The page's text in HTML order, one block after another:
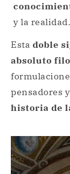
y la realidad.
Esta doble
absoluto
pensadores
historia de